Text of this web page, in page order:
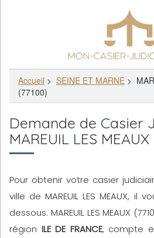
Accueil > SEINE ET MARNE >
(77100)
Demande de Casier
MAREUIL LES
Pour obtenir votre casier
ville de MAREUIL LES MEAUX,
dessous. MAREUIL LES MEAUX
région ILE DE FRANCE, compte